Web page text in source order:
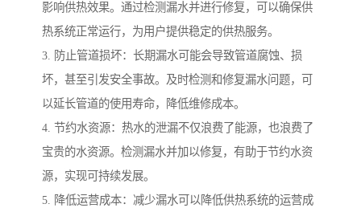
影响供热效果。通过检测漏水并进行修复，可以确保供
热系统正常运行，为用户提供稳定的供热服务。
3. 防止管道损坏：长期漏水可能会导致管道腐蚀、损
坏，甚至引发安全事故。及时检测和修复漏水问题，可
以延长管道的使用寿命，降低维修成本。
4. 节约水资源：热水的泄漏不仅浪费了能源，也浪费了
宝贵的水资源。检测漏水并加以修复，有助于节约水资
源，实现可持续发展。
5. 降低运营成本：减少漏水可以降低供热系统的运营成